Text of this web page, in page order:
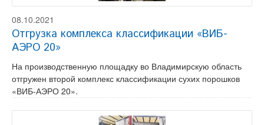
08.10.2021
Отгрузка комплекса классификации «ВИБ-
АЭРО 20»
На производственную площадку во Владимирскую область
отгружен второй комплекс классификации сухих порошков
«ВИБ-АЭРО 20».